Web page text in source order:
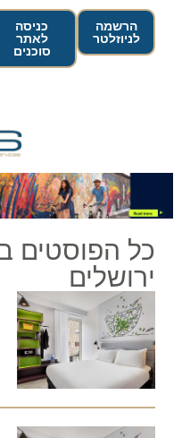
הרשמה
לניוזלטר
כניסה
לאתר
סוכנים
ירושלים